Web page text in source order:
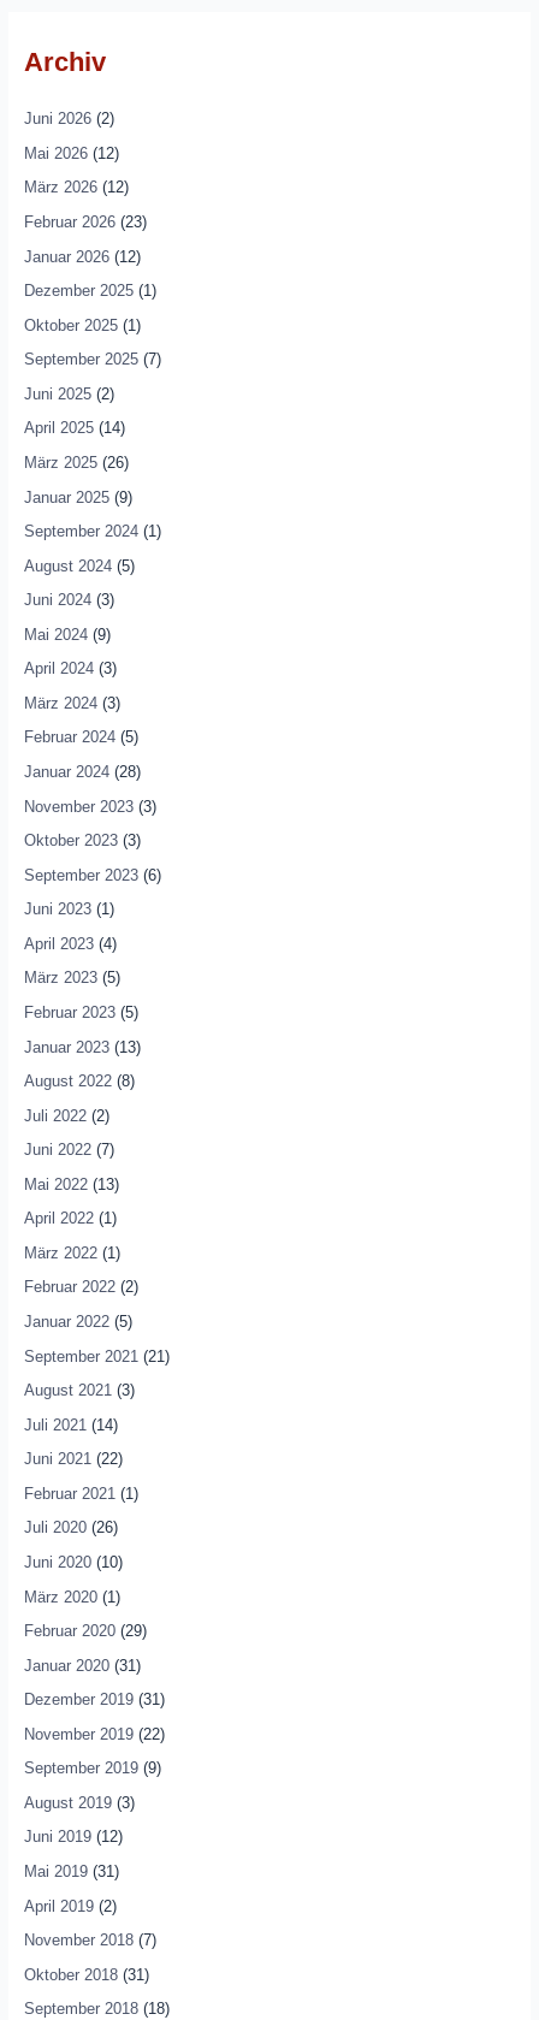
Archiv
Juni 2026(2)
Mai 2026(12)
März 2026(12)
Februar 2026(23)
Januar 2026(12)
Dezember 2025(1)
Oktober 2025(1)
September 2025(7)
Juni 2025(2)
April 2025(14)
März 2025(26)
Januar 2025(9)
September 2024(1)
August 2024(5)
Juni 2024(3)
Mai 2024(9)
April 2024(3)
März 2024(3)
Februar 2024(5)
Januar 2024(28)
November 2023(3)
Oktober 2023(3)
September 2023(6)
Juni 2023(1)
April 2023(4)
März 2023(5)
Februar 2023(5)
Januar 2023(13)
August 2022(8)
Juli 2022(2)
Juni 2022(7)
Mai 2022(13)
April 2022(1)
März 2022(1)
Februar 2022(2)
Januar 2022(5)
September 2021 (21)
August 2021(3)
Juli 2021 (14)
Juni 2021(22)
Februar 2021 (1)
Juli 2020(26)
Juni 2020(10)
März 2020(1)
Februar 2020(29)
Januar 2020(31)
Dezember 2019(31)
November 2019(22)
September 2019(9)
August 2019(3)
Juni 2019(12)
Mai 2019(31)
April 2019(2)
November 2018(7)
Oktober 2018(31)
September 2018(18)